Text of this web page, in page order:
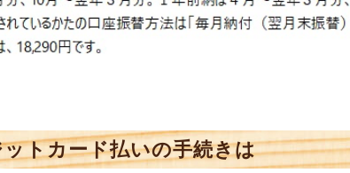
トカード払いの手続きは